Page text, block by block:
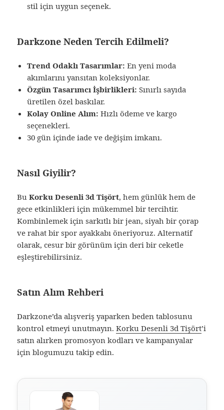
stil için uygun seçenek.
Darkzone Neden Tercih Edilmeli?
Trend Odaklı Tasarımlar: En yeni moda
akımlarını yansıtan koleksiyonlar.
Özgün Tasarımcı İşbirlikleri: Sınırlı sayıda
üretilen özel baskılar.
Kolay Online Alım: Hızlı ödeme ve kargo
seçenekleri.
30 gün içinde iade ve değişim imkanı.
Nasıl Giyilir?
BuKorku Desenli 3d Tişört, hem günlük hem de
gece etkinlikleri için mükemmel bir tercihtir.
Kombinlemek için sarkıtlı bir jean, siyah bir çorap
ve rahat bir spor ayakkabı öneriyoruz. Alternatif
olarak, cesur bir görünüm için deri bir ceketle
eşleştirebilirsiniz.
Satın Alım Rehberi
Darkzone’da alışveriş yaparken beden tablosunu
kontrol etmeyi unutmayın.Korku Desenli 3d Tişört’i
satın alırken promosyon kodları ve kampanyalar
için blogumuzu takip edin.